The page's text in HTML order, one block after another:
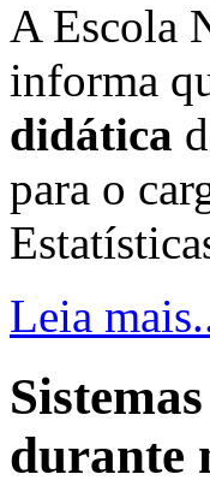
A Escola
informa
didática
para o
Leia
durante